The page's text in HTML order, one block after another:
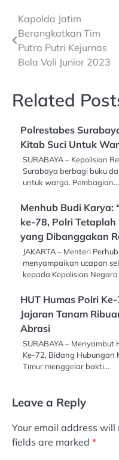
Post
navigation
Kapolda Jatim
Berangkatkan Tim
Putra Putri Kejurnas
Bola Voli Junior 2023
Related
Polrestabes
Kitab Suci Untuk
SURABAYA – Kepolisian
Surabaya berbagi buku
untuk warga. Pembagian…
Menhub Budi Karya:
ke-78, Polri
yang Dibanggakan
JAKARTA – Menteri
menyampaikan ucapan
kepada Kepolisian
HUT Humas Polri
Jajaran Tanam
Abrasi
SURABAYA – Menyambut
Ke-72, Bidang Hubungan
Timur menggelar bakti…
Leave a Reply
Your email address will
fields are marked *